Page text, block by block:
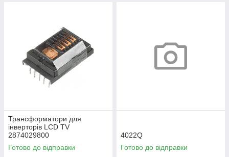
Трансформатори для
інверторів LCD TV
2874029800
Готово до відправки
4022Q
Готово до відправки